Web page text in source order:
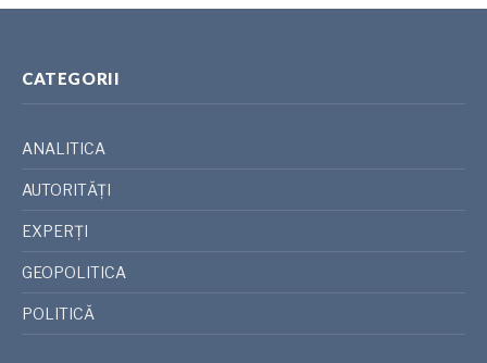
CATEGORII
ANALITICA
AUTORITĂȚI
EXPERȚI
GEOPOLITICA
POLITICĂ